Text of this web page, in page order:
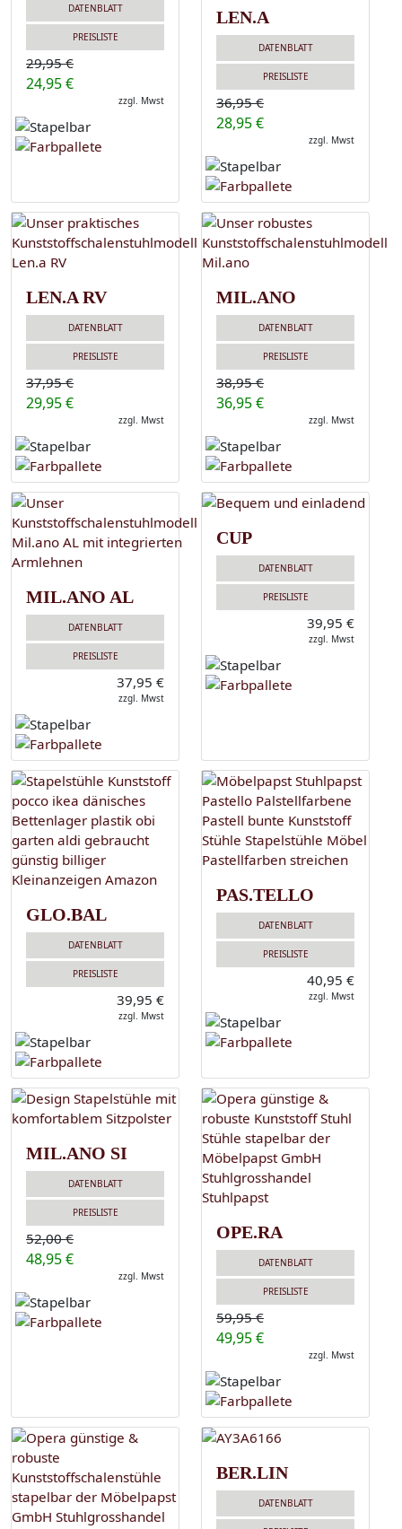
DATENBLATT
PREISLISTE
29,95 €
24,95 €
zzgl. Mwst
LEN.A
DATENBLATT
PREISLISTE
36,95 €
28,95 €
zzgl. Mwst
LEN.A RV
DATENBLATT
PREISLISTE
37,95 €
29,95 €
zzgl. Mwst
MIL.ANO
DATENBLATT
PREISLISTE
38,95 €
36,95 €
zzgl. Mwst
MIL.ANO AL
DATENBLATT
PREISLISTE
37,95 €
zzgl. Mwst
CUP
DATENBLATT
PREISLISTE
39,95 €
zzgl. Mwst
GLO.BAL
DATENBLATT
PREISLISTE
39,95 €
zzgl. Mwst
PAS.TELLO
DATENBLATT
PREISLISTE
40,95 €
zzgl. Mwst
MIL.ANO SI
DATENBLATT
PREISLISTE
52,00 €
48,95 €
zzgl. Mwst
OPE.RA
DATENBLATT
PREISLISTE
59,95 €
49,95 €
zzgl. Mwst
BER.LIN
DATENBLATT